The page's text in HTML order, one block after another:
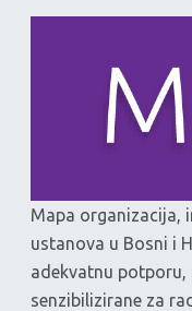
Mapa organizacija,
ustanova u Bosni i
adekvatnu potporu,
senzibilizirane za